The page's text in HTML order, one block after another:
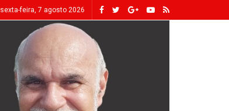
sexta-feira, 7 agosto 2026